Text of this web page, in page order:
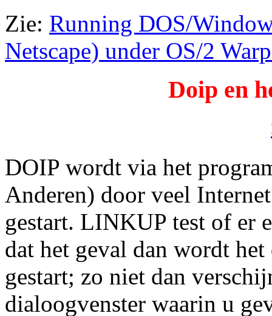
Zie: Running DOS/
Netscape) under OS/2
Doip en
DOIP wordt via het
Anderen) door veel
gestart. LINKUP test of er
dat het geval dan wordt
gestart; zo niet dan
dialoogvenster waarin u